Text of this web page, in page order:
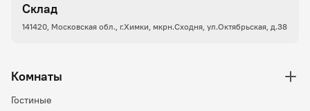
Склад
141420, Московская обл., г.Химки, мкрн.Сходня, ул.Октябрьская, д.38
Комнаты
Гостиные